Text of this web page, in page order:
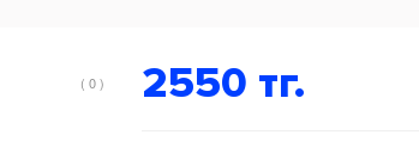
( 0 ) 2550 тг.